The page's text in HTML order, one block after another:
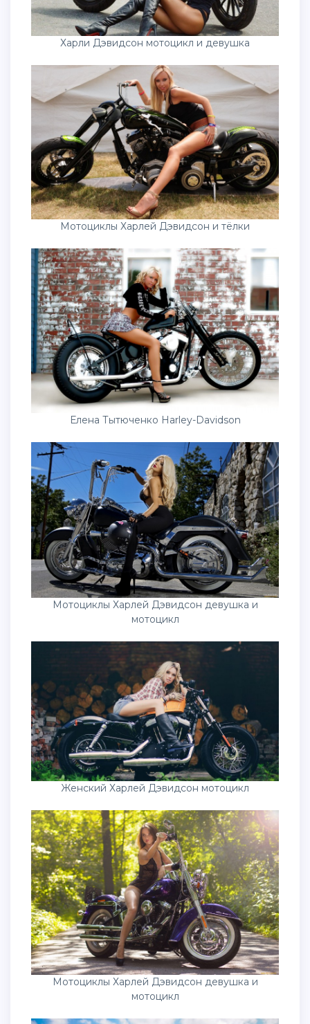
Харли Дэвидсон мотоцикл и девушка
Мотоциклы Харлей Дэвидсон и тёлки
Елена Тытюченко Harley-Davidson
Мотоциклы Харлей Дэвидсон девушка и
мотоцикл
Женский Харлей Дэвидсон мотоцикл
Мотоциклы Харлей Дэвидсон девушка и
мотоцикл